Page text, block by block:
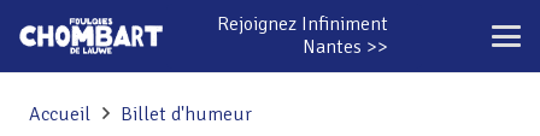
Rejoignez Infiniment
Nantes >>
Accueil Billet d'humeur